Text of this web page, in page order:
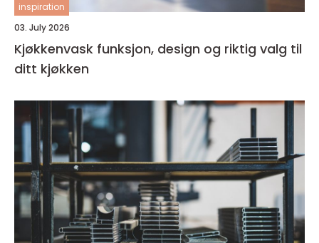
inspiration
03. July 2026
Kjøkkenvask funksjon, design og riktig valg til
ditt kjøkken